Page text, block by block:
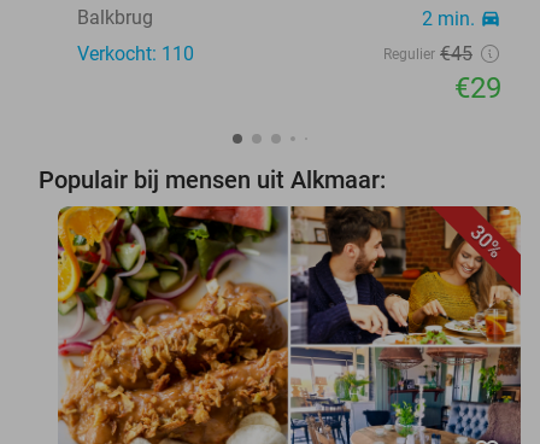
Balkbrug
2 min. directions_car
Verkocht: 110 Regulier €45
€29
Populair bij mensen uit Alkmaar:
30%